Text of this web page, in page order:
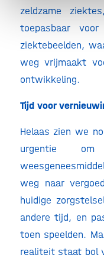
zeldzame
toepasbaar
ziektebeelden,
weg vrijmaakt
ontwikkeling.
Tijd voor
Helaas zien we
urgentie
weg naar
huidige
andere tijd, en
toen speelden.
realiteit staat bol